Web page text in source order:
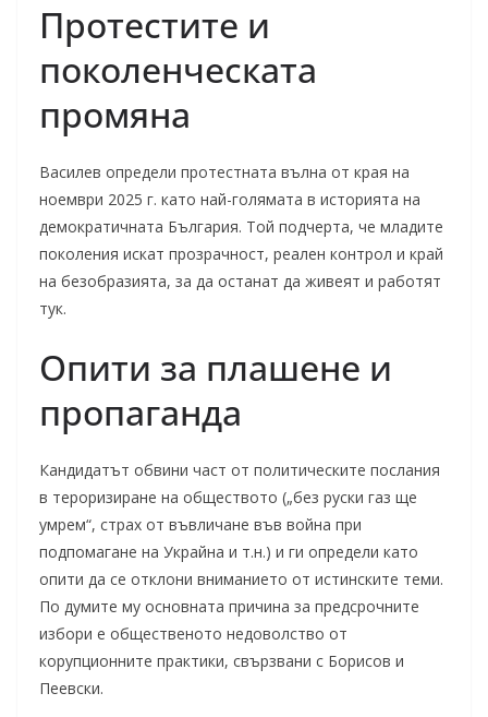
Протестите и
поколенческата
промяна
Василев определи протестната вълна от края на
ноември 2025 г. като най-голямата в историята на
демократичната България. Той подчерта, че младите
поколения искат прозрачност, реален контрол и край
на безобразията, за да останат да живеят и работят
тук.
Опити за плашене и
пропаганда
Кандидатът обвини част от политическите послания
в тероризиране на обществото („без руски газ ще
умрем“, страх от въвличане във война при
подпомагане на Украйна и т.н.) и ги определи като
опити да се отклони вниманието от истинските теми.
По думите му основната причина за предсрочните
избори е общественото недоволство от
корупционните практики, свързвани с Борисов и
Пеевски.